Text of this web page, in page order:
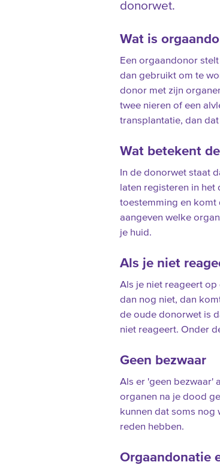
donorwet.
Wat is
Een orgaandonor
dan gebruikt om te
donor met zijn
twee nieren of een
transplantatie, dan
Wat betekent
In de donorwet staat
laten registeren in
toestemming en komt
aangeven welke
je huid.
Als je niet
Als je niet reageert op
dan nog niet, dan
de oude donorwet is
niet reageert. Onder
Geen bezwaar
Als er 'geen bezwaar'
organen na je dood
kunnen dat soms nog
reden hebben.
Orgaandonatie